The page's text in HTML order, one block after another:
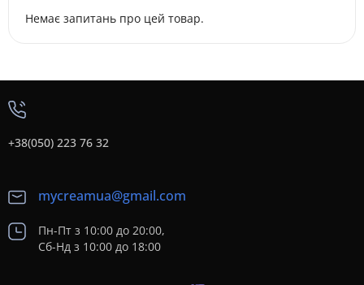
Немає запитань про цей товар.
+38(050) 223 76 32
mycreamua@gmail.com
Пн-Пт з 10:00 до 20:00,
Сб-Нд з 10:00 до 18:00